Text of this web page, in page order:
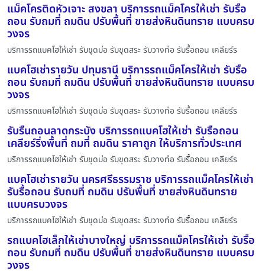
แม็คโครติดหัวเจาะ สงขลา บริการรถแม็คโครให้เช่า รับรื้อ
ถอน รับถมที่ ถมดิน ปรับพื้นที่ ขายส่งหินดินทราย แบบครบ
วงจร
บริการรถแบคโฮให้เช่า รับขุดบ่อ รับขุดสระ รับวางท่อ รับรื้อถอน เคลียร์ร
แบคโฮเช่ารายวัน ปทุมธานี บริการรถแม็คโครให้เช่า รับรื้อ
ถอน รับถมที่ ถมดิน ปรับพื้นที่ ขายส่งหินดินทราย แบบครบ
วงจร
บริการรถแบคโฮให้เช่า รับขุดบ่อ รับขุดสระ รับวางท่อ รับรื้อถอน เคลียร์ร
รับรื้นถอนลาดกระบัง บริการรถแบคโฮให้เช่า รับรื้อถอน
เคลียร์ริ่งพื้นที่ ถมที่ ถมดิน ราคาถูก ให้บริการทั่วประเทศ
บริการรถแบคโฮให้เช่า รับขุดบ่อ รับขุดสระ รับวางท่อ รับรื้อถอน เคลียร์ร
แบคโฮเช่ารายวัน นครศรีธรรมราช บริการรถแม็คโครให้เช่า
รับรื้อถอน รับถมที่ ถมดิน ปรับพื้นที่ ขายส่งหินดินทราย
แบบครบวงจร
บริการรถแบคโฮให้เช่า รับขุดบ่อ รับขุดสระ รับวางท่อ รับรื้อถอน เคลียร์ร
รถแบคโฮเล็กให้เช่าบางใหญ่ บริการรถแม็คโครให้เช่า รับรื้อ
ถอน รับถมที่ ถมดิน ปรับพื้นที่ ขายส่งหินดินทราย แบบครบ
วงจร